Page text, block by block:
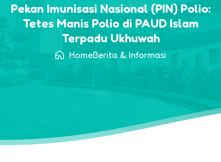
Pekan Imunisasi Nasional (PIN) Polio:
Tetes Manis Polio di PAUD Islam
Terpadu Ukhuwah
HomeBerita & Informasi